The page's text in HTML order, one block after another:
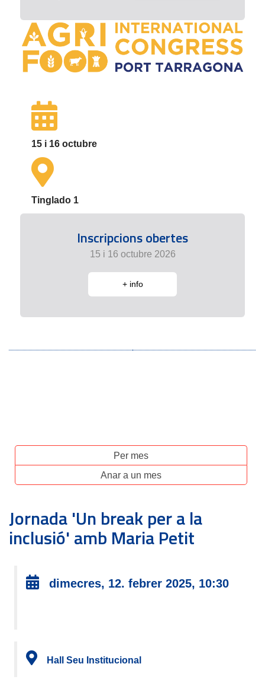
15 i 16 octubre
Tinglado 1
Inscripcions obertes
15 i 16 octubre 2026
+ info
Per mes
Anar a un mes
Jornada 'Un break per a la
inclusió' amb Maria Petit
dimecres, 12. febrer 2025, 10:30
Hall Seu Institucional